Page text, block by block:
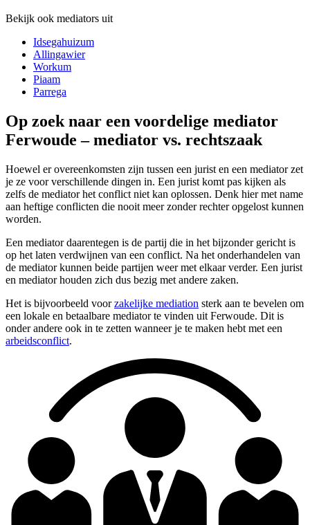
Bekijk ook mediators uit
Idsegahuizum
Allingawier
Workum
Piaam
Parrega
Op zoek naar een voordelige mediator
Ferwoude – mediator vs. rechtszaak
Hoewel er overeenkomsten zijn tussen een jurist en een mediator zet
je ze voor verschillende dingen in. Een jurist komt pas kijken als
zelfs de mediator het conflict niet kan oplossen. Denk hier met name
aan heftige conflicten die nooit meer zonder rechter opgelost kunnen
worden.
Een mediator daarentegen is de partij die in het bijzonder gericht is
op het laten verdwijnen van een conflict. Na het onderhandelen van
de mediator kunnen beide partijen weer met elkaar verder. Een jurist
en mediator houden zich dus bezig met andere zaken.
Het is bijvoorbeeld voorzakelijke mediation sterk aan te bevelen om
een lokale en betaalbare mediator te vinden uit Ferwoude. Dit is
onder andere ook in te zetten wanneer je te maken hebt met een
arbeidsconflict.